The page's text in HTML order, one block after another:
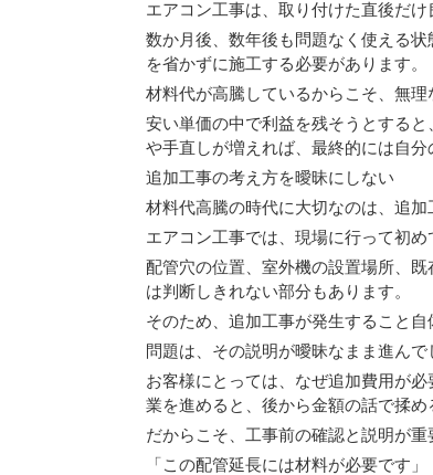
エアコン工事は、取り付けた直後だけ
数か月後、数年後も問題なく使える
を省かずに施工する必要があります。
材料代が高騰しているからこそ、無理
安い単価の中で利益を残そうとする
や手直しが増えれば、最終的には自分
追加工事の考え方を曖昧にしない
材料代高騰の時代に大切なのは、追加
エアコン工事では、現場に行って初め
配管穴の位置、室外機の設置場所、
は判断しきれない部分もあります。
そのため、追加工事が発生すること自
問題は、その説明が曖昧なまま進んで
お客様にとっては、なぜ追加費用が
業を進めると、後から金額の話で揉め
だからこそ、工事前の確認と説明が重
「この配管延長には材料が必要です